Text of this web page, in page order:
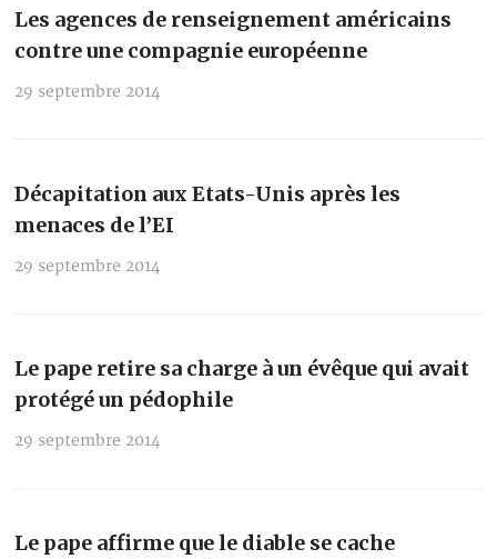
Les agences de renseignement américains
contre une compagnie européenne
29 septembre 2014
Décapitation aux Etats-Unis après les
menaces de l’EI
29 septembre 2014
Le pape retire sa charge à un évêque qui avait
protégé un pédophile
29 septembre 2014
Le pape affirme que le diable se cache